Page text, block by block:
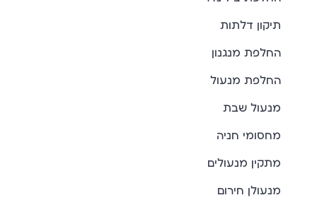
תיקון דלתות
החלפת מנגנון
החלפת מנעול
מנעול שבת
מחסומי חניה
מתקין מנעולים
מנעולן חירום